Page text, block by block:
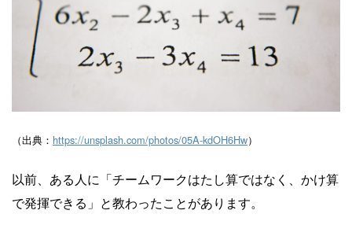
オススメできる本だけを厳選して紹介しま
す。著書『投資としての読書』。
Books&Apps（https://blog.tinect.jp/）にもた
まに寄稿しています。Amazonアソシエイト
い。
（出典： https://unsplash.com/photos/05A-kdOH6Hw）
以前、ある人に「チームワークはたし算ではなく、かけ算
で発揮できる」と教わったことがあります。